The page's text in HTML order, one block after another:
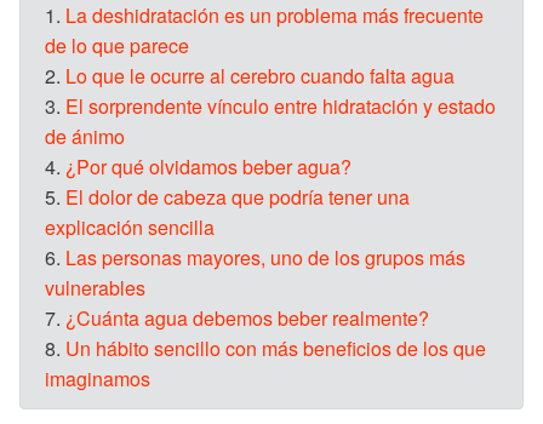
1. La deshidratación es un problema más frecuente
de lo que parece
2. Lo que le ocurre al cerebro cuando falta agua
3. El sorprendente vínculo entre hidratación y estado
de ánimo
4. ¿Por qué olvidamos beber agua?
5. El dolor de cabeza que podría tener una
explicación sencilla
6. Las personas mayores, uno de los grupos más
vulnerables
7. ¿Cuánta agua debemos beber realmente?
8. Un hábito sencillo con más beneficios de los que
imaginamos